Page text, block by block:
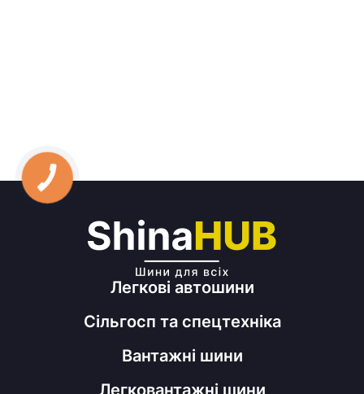
Легкові автошини
Сільгосп та спецтехніка
Вантажні шини
Легковантажні шини